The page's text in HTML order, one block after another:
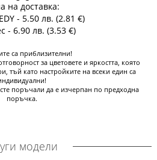
на доставка:
- 5.50 лв. (2.81 €)
- 6.90 лв. (3.53 €)
са приблизителни!
за цветовете и яркостта, която
тъй като настройките на всеки един са
поръчали да е изчерпан по предходна
поръчка.
модели